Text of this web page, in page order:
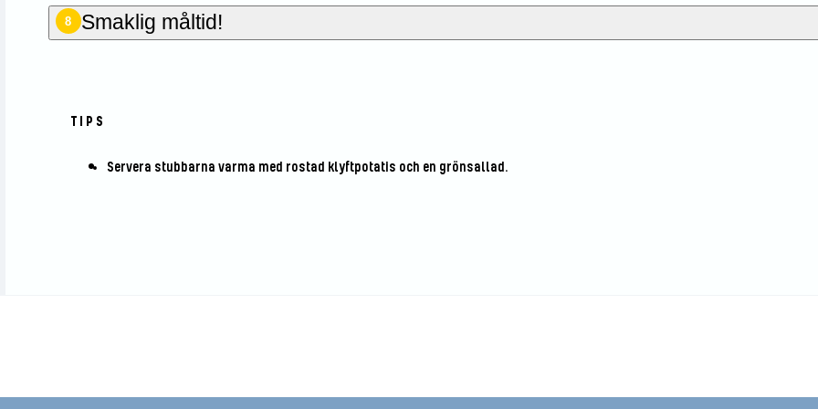
8 Smaklig måltid!
TIPS
Servera stubbarna varma med rostad klyftpotatis och en grönsallad.